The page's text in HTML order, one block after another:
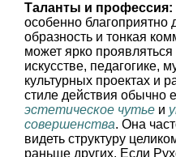
Таланты и профессия:
особенно благоприятно
образность и тонкая
может ярко
искусстве, педагогике,
культурных проектах и
стиле действия обычно
эстетическое чутье и
совершенства. Она
видеть структуру
раньше других. Если